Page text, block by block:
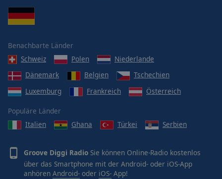
Benachbarte Länder
Schweiz
Polen
Niederlande
Dänemark
Belgien
Tschechien
Luxemburg
Frankreich Österreich
Populäre Länder
Italien
Ghana Türkei Serbien
Groove Diggi Radio Sie können Online-Radio kostenlos
über das Smartphone mit der Android- oder iOS-App
anhören Android- oder iOS- App!